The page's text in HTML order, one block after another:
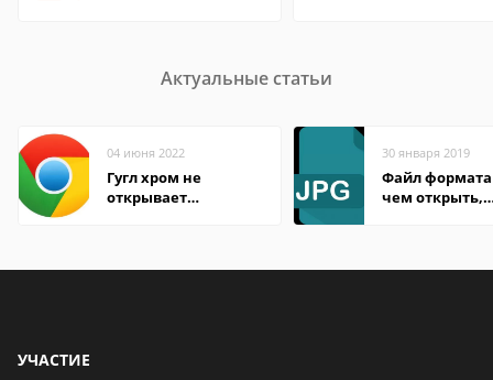
Актуальные статьи
04 июня 2022
Гугл хром не
открывает
30 января 2019
Файл формата
чем открыть,
УЧАСТИЕ